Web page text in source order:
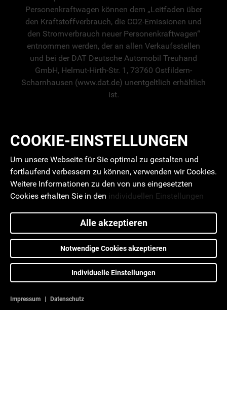
Personenkraftwagen können dem „Leitfaden über
den Kraftstoffverbrauch, die CO2-Emissionen und
den Stromverbrauch neuer Personenkraftwagen“
entnommen werden, der an allen Verkaufsstellen
und bei der DAT Deutsche Automobil Treuhand
GmbH, Helmut-Hirth-Str. 1, 73760 Ostfildern-
Scharnhausen (www.dat.de) unentgeltlich erhältlich
ist.
COOKIE-EINSTELLUNGEN
Um unsere Webseite für Sie optimal zu gestalten und
fortlaufend verbessern zu können, verwenden wir Cookies.
Weitere Informationen zu den von uns eingesetzten
Cookies erhalten Sie in den individuellen Einstellungen
Alle akzeptieren
Notwendige Cookies akzeptieren
Impressum Datenschutz
Individuelle Einstellungen